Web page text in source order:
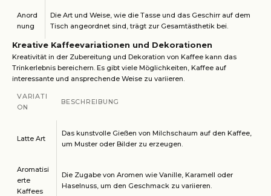
Anord
nung
Die Art und Weise, wie die Tasse und das Geschirr auf dem
Tisch angeordnet sind, trägt zur Gesamtästhetik bei.
Kreative Kaffeevariationen und Dekorationen
Kreativität in der Zubereitung und Dekoration von Kaffee kann das
Trinkerlebnis bereichern. Es gibt viele Möglichkeiten, Kaffee auf
interessante und ansprechende Weise zu variieren.
VARIATI
ON
BESCHREIBUNG
Latte Art
Das kunstvolle Gießen von Milchschaum auf den Kaffee,
um Muster oder Bilder zu erzeugen.
Aromatisi
erte
Kaffees
Die Zugabe von Aromen wie Vanille, Karamell oder
Haselnuss, um den Geschmack zu variieren.